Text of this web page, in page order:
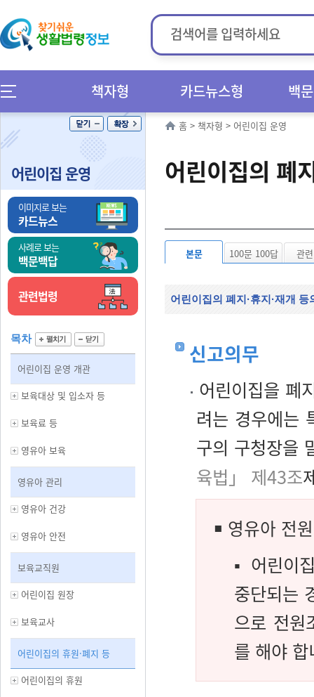
책자형 카드뉴스형 백
어린이집 운영
이미지로 보는
카드뉴스
사례로 보는
백문백답
관련법령
목차
어린이집 운영 개관
보육대상 및 입소자 등
보육료 등
영유아 보육
영유아 관리
영유아 건강
영유아 안전
보육교직원
어린이집 원장
보육교사
어린이집의 휴원·폐지 등
어린이집의 휴원
홈 > 책자형 > 어린이집 운영
어린이집의 폐
본문 100문 100답 관
어린이집의 폐지·휴지·재개 등
신고의무
어린이집을 폐
려는 경우에는
구의 구청장을
육법」 제43조
￭ 영유아 전
▪ 어린이
중단되는
으로 전원
를 해야